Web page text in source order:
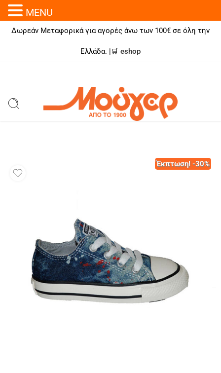
Δωρεάν Μεταφορικά για αγορές άνω των 100€ σε όλη την
Ελλάδα. |🛒 eshop
Έκπτωση! -30%
MENU